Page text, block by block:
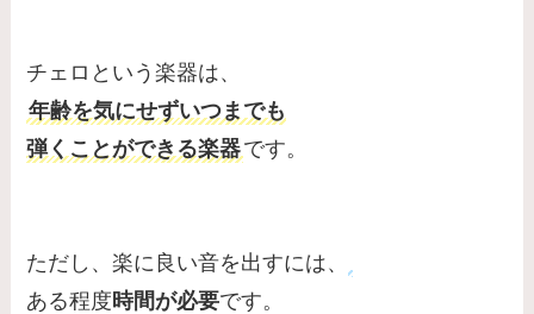
チェロという楽器は、
年齢を気にせずいつまでも
弾くことができる楽器です。
ただし、楽に良い音を出すには、
ある程度 時間が必要です。